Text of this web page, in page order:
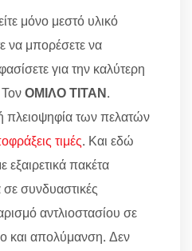
μόνο μεστό υλικό
να μπορέσετε να
για την καλύτερη
ΟΜΙΛΟ ΤΙΤΑΝ.
πλειοψηφία των πελατών
τιμές. Και εδώ
πακέτα
συνδυαστικές
αντλιοστασίου σε
και απολύμανση. Δεν